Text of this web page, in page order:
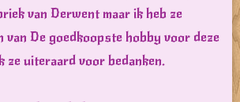
van Derwent maar ik heb ze
van De goedkoopste hobby voor deze
ze uiteraard voor bedanken.